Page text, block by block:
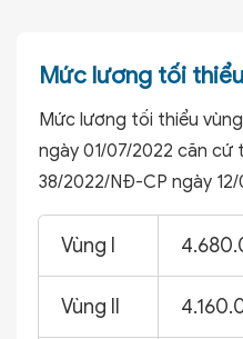
Mức lương tối
Mức lương tối thiểu
ngày 01/07/2022 căn cứ
38/2022/NĐ-CP ngày
Vùng I
Vùng II